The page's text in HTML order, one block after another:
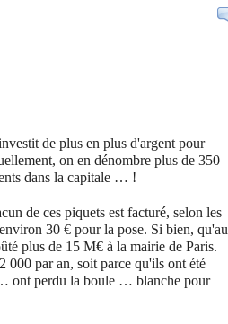
de plus en plus d'argent pour
on en dénombre plus de 350
dans la capitale … !
de ces piquets est facturé, selon les
30 € pour la pose. Si bien, qu'au
plus de 15 M€ à la mairie de Paris.
000 par an, soit parce qu'ils ont été
ont perdu la boule … blanche pour